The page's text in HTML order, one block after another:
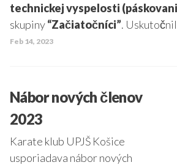
technickej vyspelosti
skupiny“Začiatočníci”.
Feb 14, 2023
Nábor nových členov
2023
Karate klub UPJŠ Košice
usporiadava nábor nových